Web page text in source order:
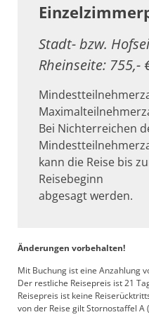
Stadt- bzw.
Rheinseite: 755,-
Bei Nichterreichen
kann die Reise bis
Reisebeginn
abgesagt werden.
Änderungen vorbehalten!
Mit Buchung ist eine Anzahlung
Der restliche Reisepreis ist 21
Reisepreis ist keine
von der Reise gilt Stornostaffel A